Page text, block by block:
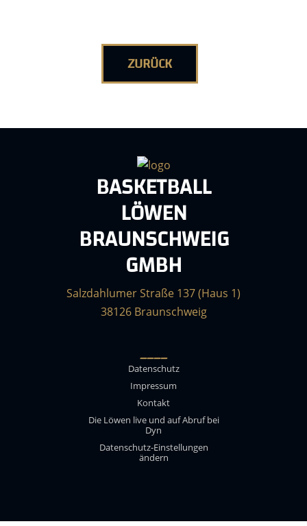
ZURÜCK
BASKETBALL
LÖWEN
BRAUNSCHWEIG
GMBH
Salzdahlumer Straße 137 (Haus 1)
38126 Braunschweig
____
Datenschutz
Impressum
Kontakt
Die Löwen live und auf Abruf bei
Dyn
Datenschutz-Einstellungen
ändern